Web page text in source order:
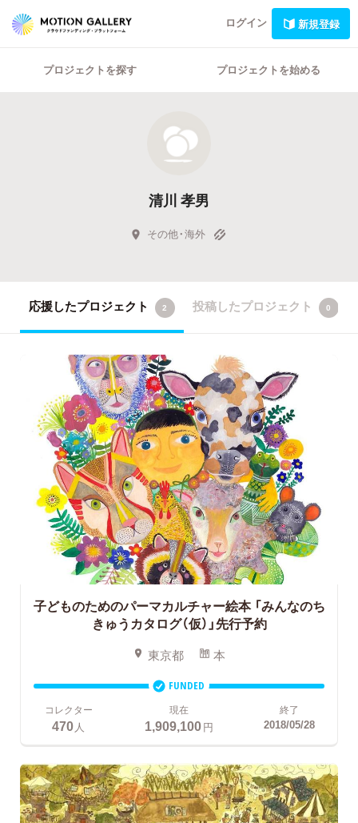
ログイン 新規登録
プロジェクトを探す プロジェクトを始める
清川 孝男
その他・海外
応援したプロジェクト 2 投稿したプロジェクト 0
子どものためのパーマカルチャー絵本「みんなのち
きゅうカタログ（仮）」先行予約
東京都 本
FUNDED
コレクター
470 人
現在
1,909,100円
終了
2018/05/28